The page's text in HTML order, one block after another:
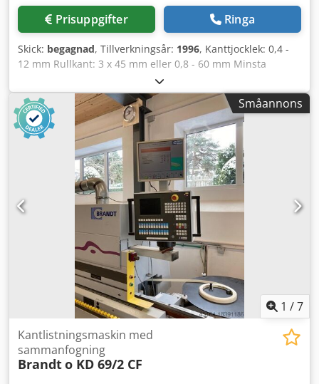
fogfräsning har slipats. Maskinen är alltså redo att
användas direkt. Endast diamantskäret för profilfräsen har
Afpstsk Originallack, endast få ställen har bättrats.
Avsugsslangar är nya. Ca 1200 drifttimmar, vilket
motsvarar endast 1/2 timme per dag. Maskinens mått ca
4300 (med platta) x 1250 x 1600 mm (LxBxH) Vikt ca 950 kg.
Maskinen kan gärna demonstreras hos oss efter
överenskommelse. Vi erbjuder endast maskiner som är
redo för demonstration och finns i vårt lager, se "andra
erbjudanden från denna leverantör".
Prisuppgifter Ringa
Skick: begagnad, Tillverkningsår: 1996, Kanttjocklek: 0,4 -
12 mm Rullkant: 3 x 45 mm eller 0,8 - 60 mm Minsta
arbetsstyckets bredd: 65 mm Minsta arbetsstyckets längd:
160 mm Arbetsstyckets tjocklek: 10 - 55 mm Matning: 13
m/min Förfräsning (fogning) Limkärl Quickmelt Limenhet
Kapsåg Spånjämning Faskfräsning Radiefräsning
Hörnavkopiering Planskrapskniv Polerenhet Maskinmått:
7450 x 1220 x 2400 mm Vikt: 3000 kg Lagerplats: Nattheim
Dodpfx Aajvvkd Tstock
Småannons
1 /7
Kantlistningsmaskin med
sammanfogning
Brandto KD 69/2 CF